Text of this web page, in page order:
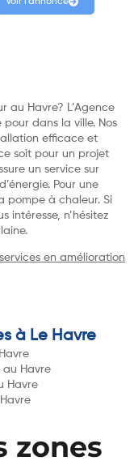
au Havre? L’Agence
dans la ville. Nos
efficace et
soit pour un projet
un service sur
Pour une
pompe à chaleur. Si
intéresse, n’hésitez
services en amélioration
à Le Havre
au Havre
Havre
zones